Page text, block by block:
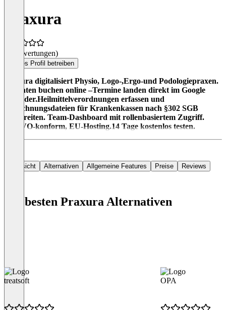
Praxura
(0 Bewertungen)
Dieses Profil betreiben
Praxura digitalisiert Physio, Logo-,Ergo-und Podologiepraxen.
Patienten buchen online –Termine landen direkt im Google
Kalender.Heilmittelverordnungen erfassen und
Abrechnungsdateien für Krankenkassen nach §302 SGB
vorbereiten. Team-Dashboard mit rollenbasiertem Zugriff.
DSGVO-konform, EU-Hosting.14 Tage kostenlos testen.
Übersicht Alternativen Allgemeine Features Preise Reviews
Die besten Praxura Alternativen
treatsoft OPA